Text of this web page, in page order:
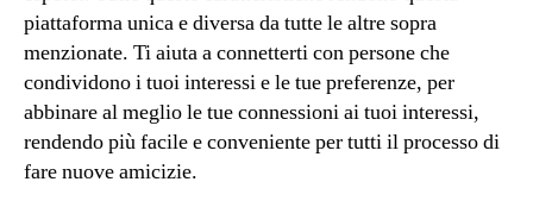
piattaforma unica e diversa da tutte le altre sopra
menzionate. Ti aiuta a connetterti con persone che
condividono i tuoi interessi e le tue preferenze, per
abbinare al meglio le tue connessioni ai tuoi interessi,
rendendo più facile e conveniente per tutti il processo di
fare nuove amicizie.